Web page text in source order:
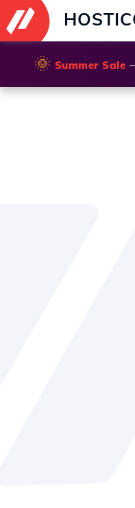
🌞 Summer Sale